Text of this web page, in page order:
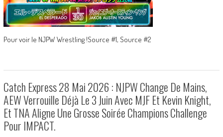
Pour voir le NJPW Wrestling !Source #1, Source #2
Catch Express 28 Mai 2026 : NJPW Change De Mains,
AEW Verrouille Déjà Le 3 Juin Avec MJF Et Kevin Knight,
Et TNA Aligne Une Grosse Soirée Champions Challenge
Pour IMPACT.